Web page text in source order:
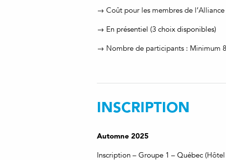
→ Coût pour les membres de l’Alliance
→ En présentiel (3 choix disponibles)
→ Nombre de participants : Minimum
INSCRIPTION
Automne 2025
Inscription – Groupe 1 – Québec (